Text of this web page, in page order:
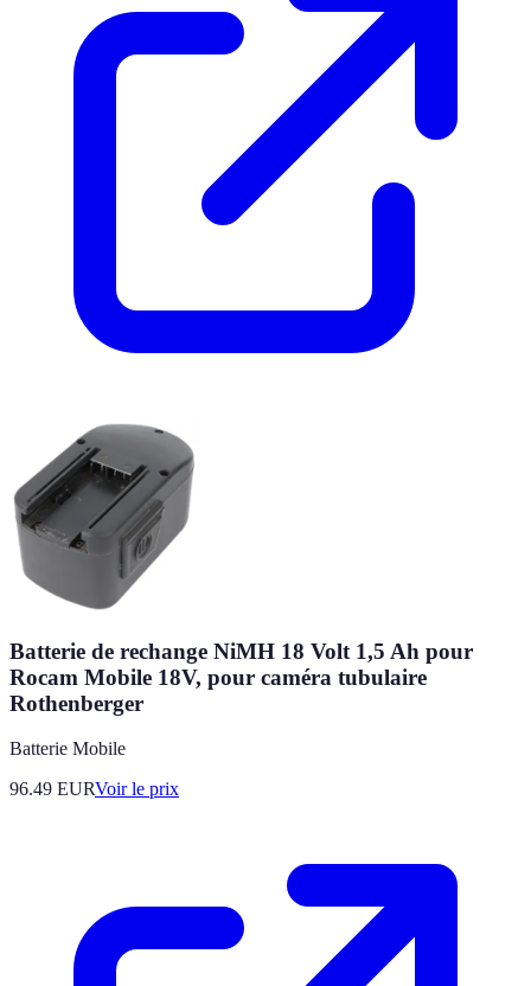
Batterie de rechange NiMH 18 Volt 1,5 Ah pour
Rocam Mobile 18V, pour caméra tubulaire
Rothenberger
Batterie Mobile
96.49 EURVoir le prix